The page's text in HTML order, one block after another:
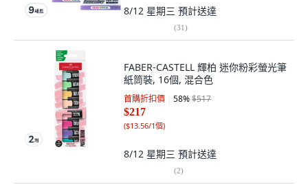
8/12 星期三 預計送達
(31)
FABER-CASTELL 輝柏 迷你粉彩螢光筆
紙筒裝, 16個, 混合色
首購折扣價 58%$517
$217
($13.56/1個)
8/12 星期三 預計送達
(2)